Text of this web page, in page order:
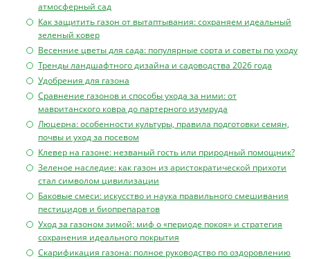
атмосферный сад
Как защитить газон от вытаптывания: сохраняем идеальный
зеленый ковер
Весенние цветы для сада: популярные сорта и советы по уходу
Тренды ландшафтного дизайна и садоводства 2026 года
Удобрения для газона
Сравнение газонов и способы ухода за ними: от
мавританского ковра до партерного изумруда
Люцерна: особенности культуры, правила подготовки семян,
почвы и уход за посевом
Клевер на газоне: незваный гость или природный помощник?
Зеленое наследие: как газон из аристократической прихоти
стал символом цивилизации
Баковые смеси: искусство и наука правильного смешивания
пестицидов и биопрепаратов
Уход за газоном зимой: миф о «периоде покоя» и стратегия
сохранения идеального покрытия
Скарификация газона: полное руководство по оздоровлению